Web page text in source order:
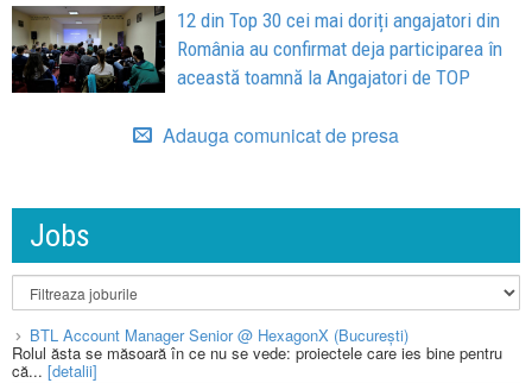
12 din Top 30 cei mai doriți angajatori din
România au confirmat deja participarea în
această toamnă la Angajatori de TOP
Adauga comunicat de presa
Jobs
BTL Account Manager Senior @ HexagonX (București)
Rolul ăsta se măsoară în ce nu se vede: proiectele care ies bine pentru
că... [detalii]